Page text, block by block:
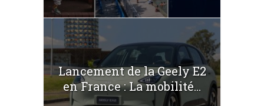
Lancement de la Geely E2
en France : La mobilité...